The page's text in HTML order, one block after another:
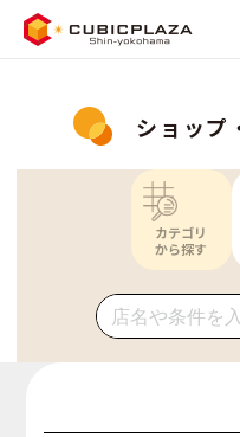
ショップ
カテゴリ
から探す